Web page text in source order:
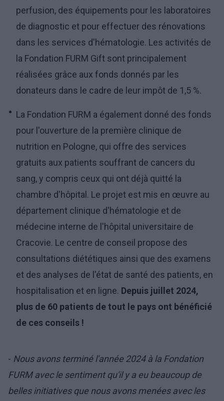
perfusion, des équipements pour les laboratoires
de diagnostic et pour effectuer des rénovations
dans les services d'hématologie. Les activités de
la Fondation FURM Gift sont principalement
réalisées grâce aux fonds donnés par les
donateurs dans le cadre de leur impôt de 1,5 %.
La Fondation FURM a également donné des fonds
pour l'ouverture de la première clinique de
nutrition en Pologne, qui offre des services
gratuits aux patients souffrant de cancers du
sang, y compris ceux qui ont déjà quitté la
chambre d'hôpital. Le projet est mis en œuvre au
département clinique d'hématologie et de
médecine interne de l'hôpital universitaire de
Cracovie. Le centre de conseil propose des
consultations diététiques ainsi que des examens
et des analyses de l'état de santé des patients, en
hospitalisation et en ligne. Depuis juillet 2024,
plus de 60 patients de tout le pays ont bénéficié
de ces conseils !
- Nous avons terminé l'année 2024 à la Fondation
FURM avec le sentiment qu'il y a eu beaucoup de
belles initiatives que nous avons menées avec les